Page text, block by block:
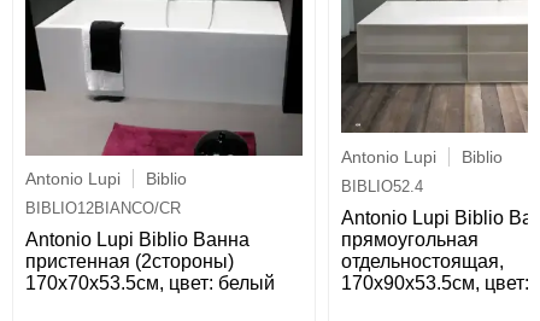
Antonio Lupi Biblio
BIBLIO12BIANCO/CR
Antonio Lupi Biblio Ванна
пристенная (2стороны)
170х70х53.5см, цвет: белый
Antonio Lupi Biblio
BIBLIO52.4
Antonio Lupi Biblio
прямоугольная
отдельностоящая,
170х90х53.5см, цвет: